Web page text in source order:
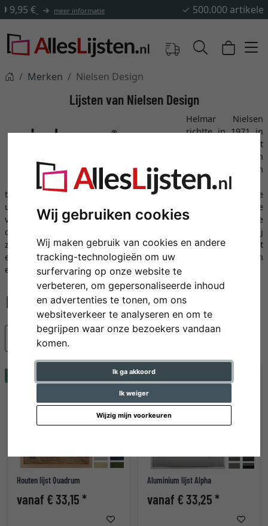
Wij gebruiken cookies
Wij maken gebruik van cookies en andere
tracking-technologieën om uw
surfervaring op onze website te
verbeteren, om gepersonaliseerde inhoud
en advertenties te tonen, om ons
websiteverkeer te analyseren en om te
begrijpen waar onze bezoekers vandaan
komen.
Ik ga akkoord
Ik weiger
Wijzig mijn voorkeuren
✓500.000 artikelen om uit te kiezen
Merken Nielsen Design
Lijsten van Nielsen Design
Helmar Nielsen
richtte in 1971 in
Townsend (VS) het
merk Nielsen
Design op, dat een
revolutie
teweegbracht op de markt voor fotolijsten met zijn toenmalige
unieke assortiment van aluminium lijsten. In de decennia die
volgden groeide de fabrikant uit tot marktleider, een positie
die hij vandaag de dag nog steeds inneemt, niet alleen dankzij
zijn elegante aluminium lijsten. Nielsen Design overtuigt met
een modern en aansprekend design, hoogwaardige materialen
en innovatieve sluitsystemen die het inlijsten vereenvoudigen.
Populariteit
Houten lijst Quadrum
vanaf € 33,15 *
Aluminium lijst Alpha
vanaf € 33,25 *
Tip